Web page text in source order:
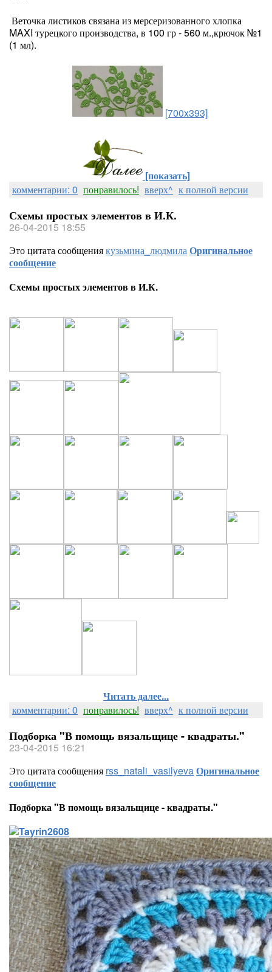
Веточка листиков связана из мерсеризованного хлопка
MAXI турецкого производства, в 100 гр - 560 м.,крючок №1
(1 мл).
[700x393]
[показать]
комментарии: 0 понравилось! вверх^ к полной версии
Схемы простых элементов в И.К.
26-04-2015 18:55
Это цитата сообщениякузьмина_людмилаОригинальное
сообщение
Схемы простых элементов в И.К.
Читать далее...
комментарии: 0 понравилось! вверх^ к полной версии
Подборка "В помощь вязальщице - квадраты."
23-04-2015 16:21
Это цитата сообщения rss_natali_vasilyevaОригинальное
сообщение
Подборка "В помощь вязальщице - квадраты."
Tayrin2608